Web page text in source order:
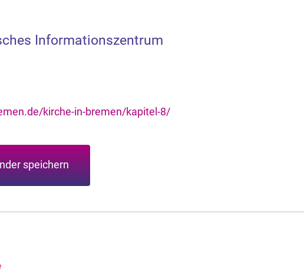
Informationszentrum
kirche-in-bremen/kapitel-8/
speichern